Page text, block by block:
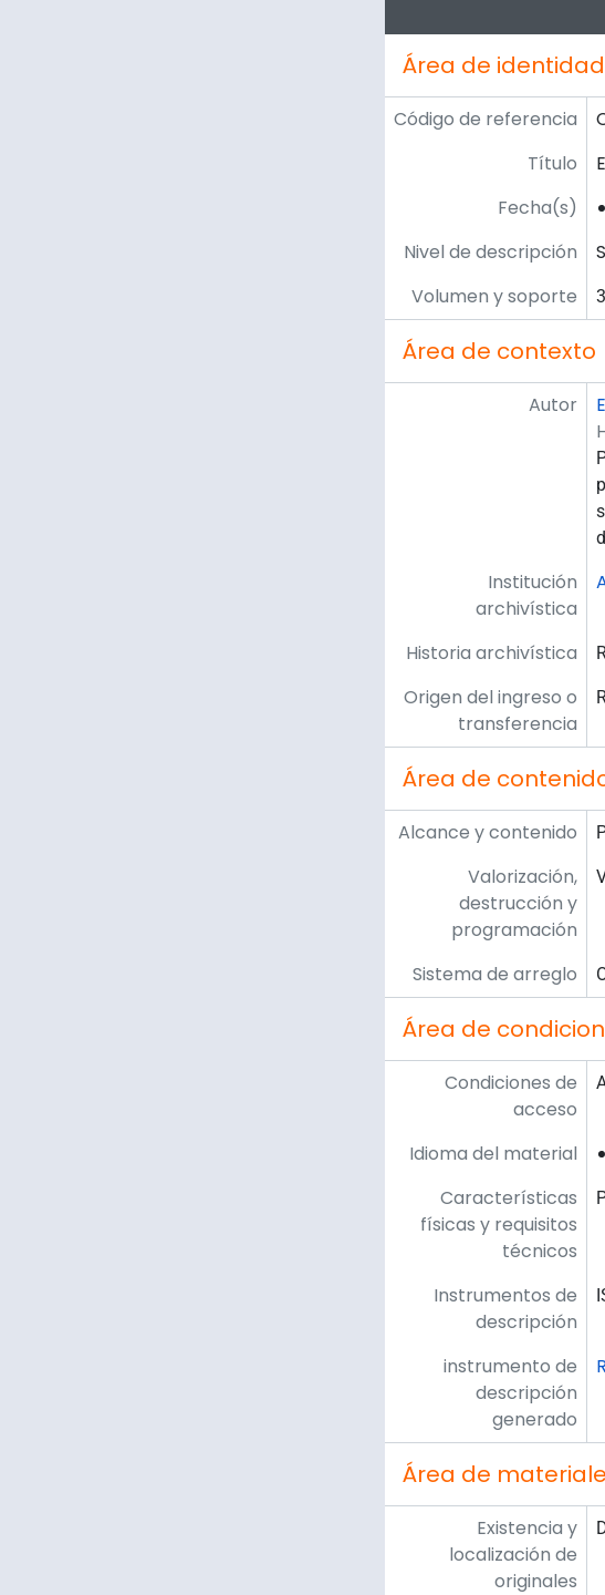
Área de identidad
Código de referencia
Título
Fecha(s)
Nivel de descripción
Volumen y soporte
Área de contexto
Autor
Institución
archivística
Historia archivística
Origen del ingreso o
transferencia
Área de
Alcance y contenido
Valorización,
destrucción y
programación
Sistema de arreglo
Área de
Condiciones de
acceso
Idioma del material
Características
físicas y requisitos
técnicos
Instrumentos de
descripción
instrumento de
descripción
generado
Área de
Existencia y
localización de
originales